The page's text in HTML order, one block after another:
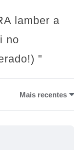
lamber a
no
"
Mais recentes